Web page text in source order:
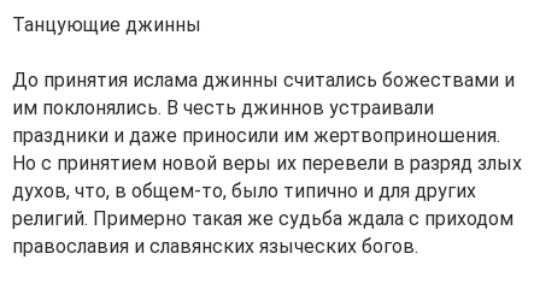
Танцующие джинны
До принятия ислама джинны считались божествами и
им поклонялись. В честь джиннов устраивали
праздники и даже приносили им жертвоприношения.
Но с принятием новой веры их перевели в разряд злых
духов, что, в общем-то, было типично и для других
религий. Примерно такая же судьба ждала с приходом
православия и славянских языческих богов.